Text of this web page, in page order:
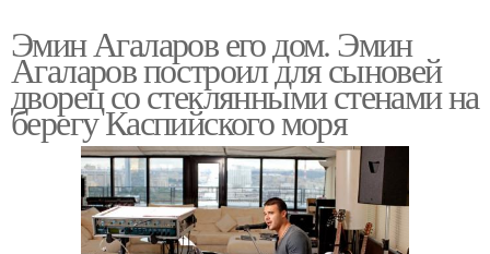
Эмин Агаларов его дом. Эмин
Агаларов построил для сыновей
дворец со стеклянными стенами на
берегу Каспийского моря